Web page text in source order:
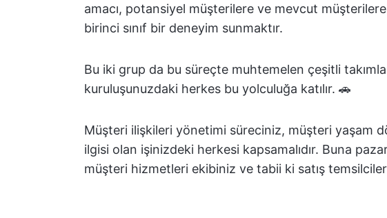
amacı, potansiyel müşterilere ve mevcut müşterilere
birinci sınıf bir deneyim sunmaktır.
Bu iki grup da bu süreçte muhtemelen çeşitli
kuruluşunuzdaki herkes bu yolculuğa katılır. 🚗
Müşteri ilişkileri yönetimi süreciniz, müşteri yaşam
ilgisi olan işinizdeki herkesi kapsamalıdır. Buna
müşteri hizmetleri ekibiniz ve tabii ki satış